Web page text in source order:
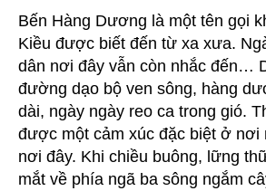
Bến Hàng Dương là một tên gọi
Kiều được biết đến từ xa xưa.
dân nơi đây vẫn còn nhắc đến…
đường dạo bộ ven sông, hàng
dài, ngày ngày reo ca trong gió.
được một cảm xúc đặc biệt ở nơi
nơi đây. Khi chiều buông, lững
mắt về phía ngã ba sông ngắm